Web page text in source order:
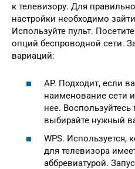
к телевизору. Для
настройки необходимо
Используйте пульт.
опций беспроводной сети.
вариаций:
AP. Подходит, если
наименование сети
нее.
выбирайте нужный
WPS. Используется,
для телевизора
аббревиатурой.